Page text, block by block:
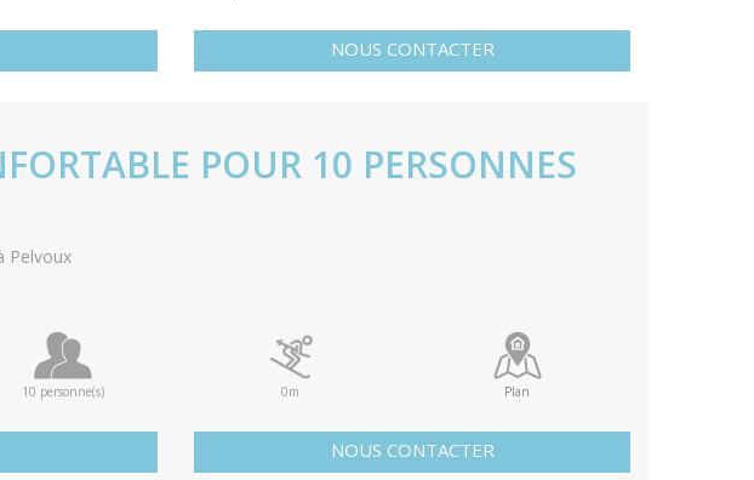
NOUS CONTACTER
POUR 10 PERSONNES
Pelvoux
10 personne(s) 0m Plan
NOUS CONTACTER